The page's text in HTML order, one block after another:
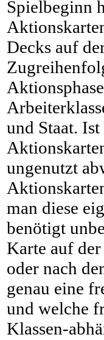
Spielbeginn
Decks auf
und Staat.
ungenutzt
man diese
benötigt
Karte auf
oder nach
genau eine
und welche
Klassen-